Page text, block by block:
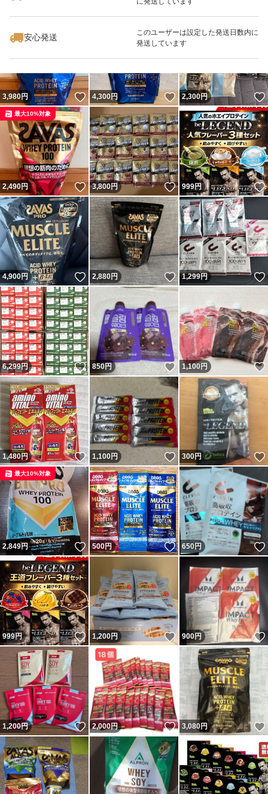
安心発送
このユーザーは設定した発送日数内に
発送しています
いいね！
3,980
3,980円 いいね！
4,300円 いいね！
2,300円
2,490円 いいね！
最大10%対象
3,800円 いいね！
999円
4,900円 いいね！
2,880円 いいね！
1,299円
6,299円 いいね！
850円 いいね！
1,100円
1,480円 いいね！
1,100円 いいね！
300円
2,849円 いいね！
最大10%対象
500円 いいね！
650円
999円 いいね！
1,200円 いいね！
900円
1,200円 いいね！
2,000円 いいね！
3,080円